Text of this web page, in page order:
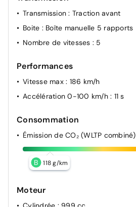
Transmission: Traction avant
Boite : Boîte manuelle 5 rapports
Nombre de vitesses : 5
Performances
Vitesse max : 186 km/h
Accélération 0-100 km/h : 11 s
Consommation
Émission de CO₂ (WLTP combiné)
B 118 g/km
Moteur